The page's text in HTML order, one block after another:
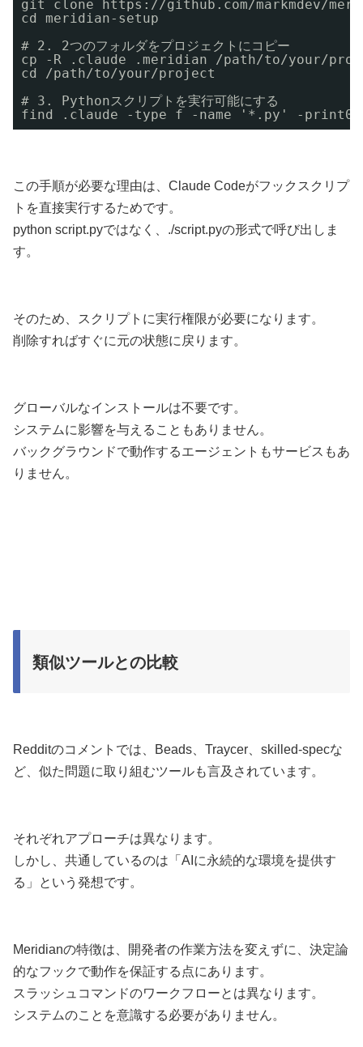
git clone https://github.com/markmdev/
cd meridian-setup
# 2. 2つのフォルダをプロジェクトにコピー
cp -R .claude .meridian /path/to/your/
cd /path/to/your/project
# 3. Pythonスクリプトを実行可能にする
find .claude -type f -name '*.py' -print0 |
この手順が必要な理由は、Claude Codeがフックスクリプ
トを直接実行するためです。
python script.pyではなく、./script.pyの形式で呼び出しま
す。
そのため、スクリプトに実行権限が必要になります。
削除すればすぐに元の状態に戻ります。
グローバルなインストールは不要です。
システムに影響を与えることもありません。
バックグラウンドで動作するエージェントもサービスもあ
りません。
類似ツールとの比較
Redditのコメントでは、Beads、Traycer、skilled-specな
ど、似た問題に取り組むツールも言及されています。
それぞれアプローチは異なります。
しかし、共通しているのは「AIに永続的な環境を提供す
る」という発想です。
Meridianの特徴は、開発者の作業方法を変えずに、決定論
的なフックで動作を保証する点にあります。
スラッシュコマンドのワークフローとは異なります。
システムのことを意識する必要がありません。